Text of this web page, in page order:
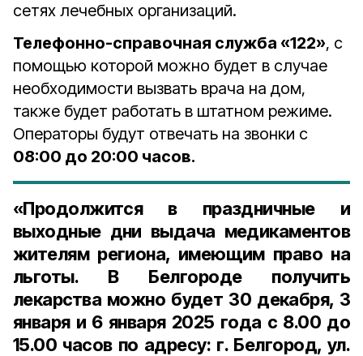
сетях лечебных организаций.
Телефонно-справочная служба «122», с
помощью которой можно будет в случае
необходимости вызвать врача на дом,
также будет работать в штатном режиме.
Операторы будут отвечать на звонки с
08:00 до 20:00 часов.
«Продолжится в праздничные и
выходные дни выдача медикаментов
жителям региона, имеющим право на
льготы. В Белгороде получить
лекарства можно будет 30 декабря, 3
января и 6 января 2025 года с 8.00 до
15.00 часов по адресу: г. Белгород, ул.